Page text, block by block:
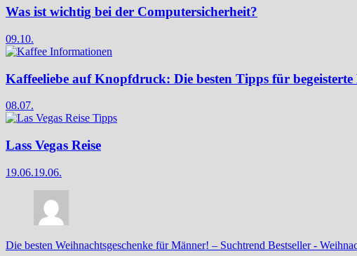
Was ist wichtig bei der Computersicherheit?
09.10.
Kaffeeliebe auf Knopfdruck: Die besten Tipps für
08.07.
Lass Vegas Reise
19.06.19.06.
Die besten Weihnachtsgeschenke für Männer! – Suchtrend Bestseller-